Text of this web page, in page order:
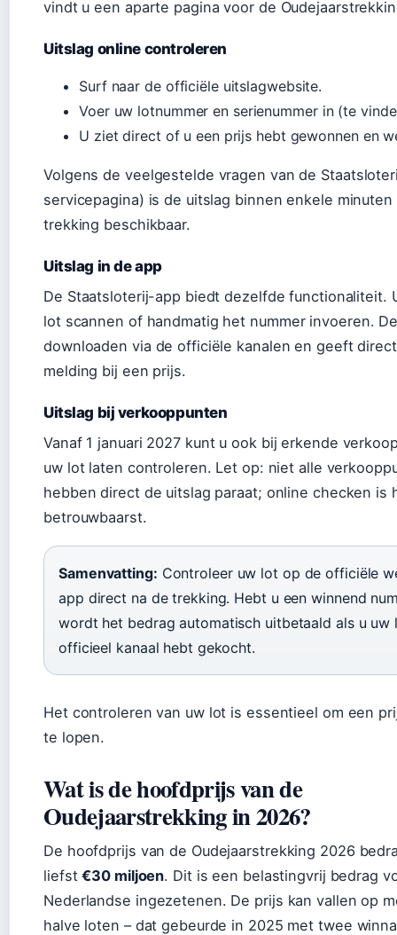
vindt u een aparte pagina voor de
Uitslag online controleren
Surf naar de officiële uitslagwebsite.
Voer uw lotnummer en serienummer in (te
U ziet direct of u een prijs hebt gewonnen en
Volgens de veelgestelde vragen van de
servicepagina) is de uitslag binnen enkele minuten
trekking beschikbaar.
Uitslag in de app
De Staatsloterij-app biedt dezelfde functionaliteit.
lot scannen of handmatig het nummer invoeren.
downloaden via de officiële kanalen en geeft
melding bij een prijs.
Uitslag bij verkooppunten
Vanaf 1 januari 2027 kunt u ook bij erkende
uw lot laten controleren. Let op: niet alle
hebben direct de uitslag paraat; online checken is
betrouwbaarst.
Samenvatting: Controleer uw lot op de officiële
app direct na de trekking. Hebt u een winnend
wordt het bedrag automatisch uitbetaald als u uw
officieel kanaal hebt gekocht.
Het controleren van uw lot is essentieel om een
te lopen.
Wat is de hoofdprijs van de
Oudejaarstrekking in 2026?
De hoofdprijs van de Oudejaarstrekking 2026
liefst€30 miljoen. Dit is een belastingvrij bedrag
Nederlandse ingezetenen. De prijs kan vallen op
halve loten – dat gebeurde in 2025 met twee